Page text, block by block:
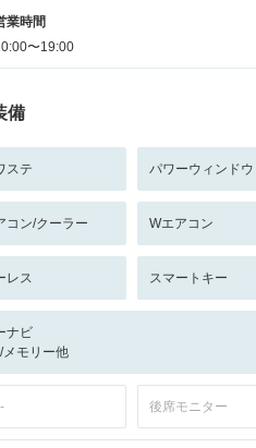
業時間
〜19:00
備
ステ パワーウィンドウ
コン/クーラー Wエアコン
レス スマートキー
ナビ
メモリー他
後席モニター